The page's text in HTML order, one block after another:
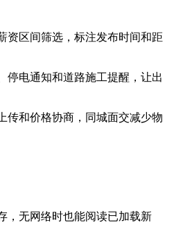
资区间筛选，标注发布时间和距
停电通知和道路施工提醒，让出
传和价格协商，同城面交减少物
，无网络时也能阅读已加载新